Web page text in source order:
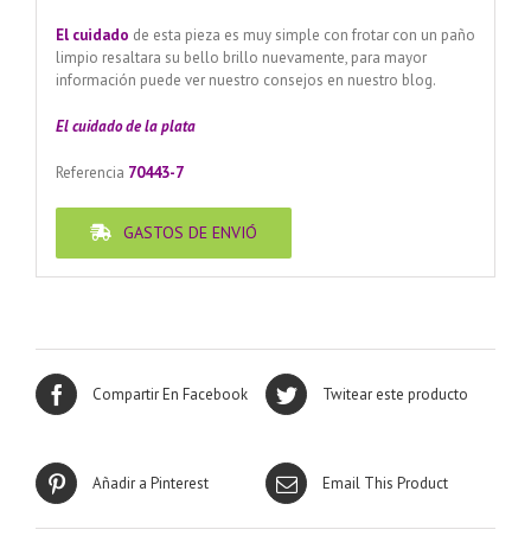
El cuidado de esta pieza es muy simple con frotar con un paño
limpio resaltara su bello brillo nuevamente, para mayor
información puede ver nuestro consejos en nuestro blog.
El cuidado dela plata
Referencia 70443-7
GASTOS DE ENVIÓ
Compartir En Facebook Twitear este producto
Añadir a Pinterest Email This Product